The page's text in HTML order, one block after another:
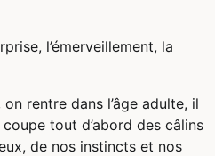
l’émerveillement, la
rentre dans l’âge adulte, il
tout d’abord des câlins
de nos instincts et nos